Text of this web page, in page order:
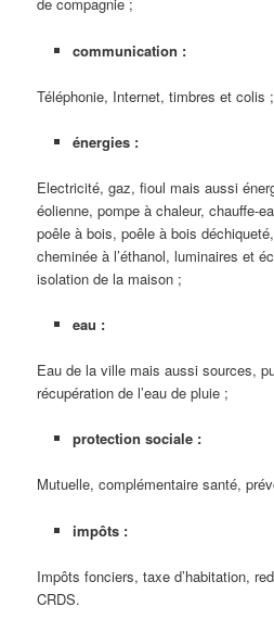
de compagnie ;
communication :
Téléphonie, Internet, timbres et colis ;
énergies :
Electricité, gaz, fioul mais aussi
éolienne, pompe à chaleur, chauffe-
poêle à bois, poêle à bois
cheminée à l’éthanol, luminaires et
isolation de la maison ;
eau :
Eau de la ville mais aussi sources,
récupération de l’eau de pluie ;
protection sociale :
Mutuelle, complémentaire santé,
impôts :
Impôts fonciers, taxe d’habitation,
CRDS.